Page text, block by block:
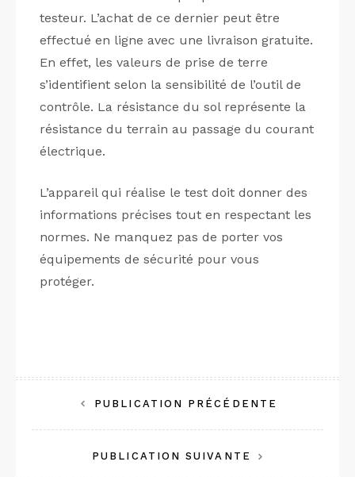
testeur. L’achat de ce dernier peut être
effectué en ligne avec une livraison gratuite.
En effet, les valeurs de prise de terre
s’identifient selon la sensibilité de l’outil de
contrôle. La résistance du sol représente la
résistance du terrain au passage du courant
électrique.
L’appareil qui réalise le test doit donner des
informations précises tout en respectant les
normes. Ne manquez pas de porter vos
équipements de sécurité pour vous
protéger.
Navigation
de
l’article
PUBLICATION PRÉCÉDENTE
PUBLICATION SUIVANTE